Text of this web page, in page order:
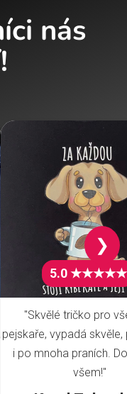
nás
5.0 ★★★★★
"Skvělé tričko pro
pejskaře, vypadá
i po mnoha praních.
všem!"
❯